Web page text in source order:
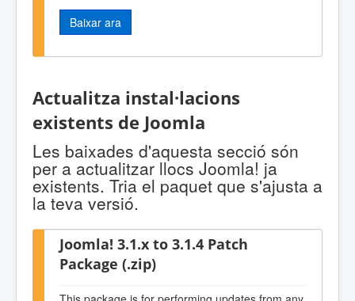
Baixar ara
Actualitza instal·lacions
existents de Joomla
Les baixades d'aquesta secció són
per a actualitzar llocs Joomla! ja
existents. Tria el paquet que s'ajusta a
la teva versió.
Joomla! 3.1.x to 3.1.4 Patch
Package (.zip)